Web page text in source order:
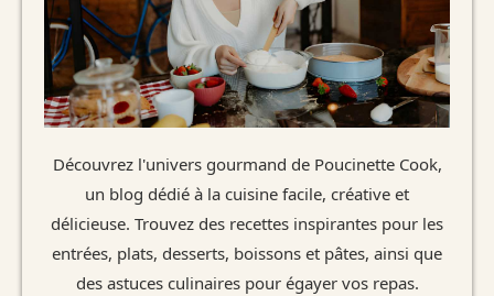
Découvrez l'univers gourmand de Poucinette Cook,
un blog dédié à la cuisine facile, créative et
délicieuse. Trouvez des recettes inspirantes pour les
entrées, plats, desserts, boissons et pâtes, ainsi que
des astuces culinaires pour égayer vos repas.